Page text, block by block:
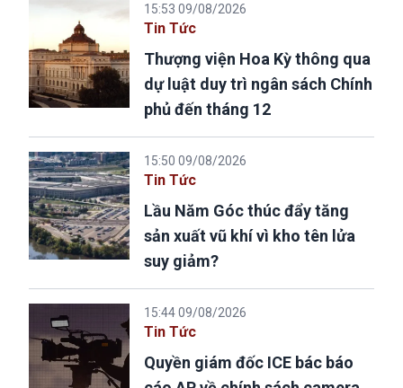
15:53 09/08/2026
Tin Tức
Thượng viện Hoa Kỳ thông qua
dự luật duy trì ngân sách Chính
phủ đến tháng 12
15:50 09/08/2026
Tin Tức
Lầu Năm Góc thúc đẩy tăng
sản xuất vũ khí vì kho tên lửa
suy giảm?
15:44 09/08/2026
Tin Tức
Quyền giám đốc ICE bác báo